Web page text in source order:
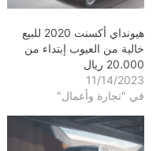
هيونداي أكسنت 2020 للبيع
خالية من العيوب إبتداء من
20.000 ريال
11/14/2023
في "تجارة وأعمال"